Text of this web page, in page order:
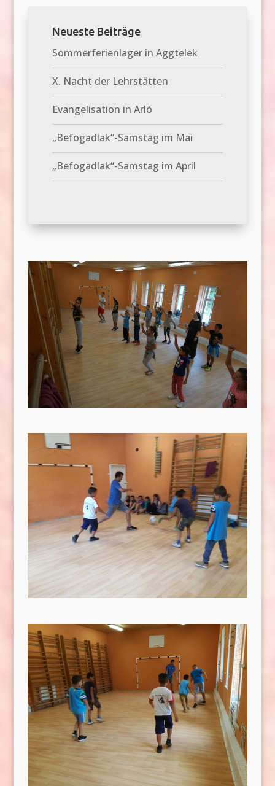
Neueste Beiträge
Sommerferienlager in Aggtelek
X. Nacht der Lehrstätten
Evangelisation in Arló
„Befogadlak“-Samstag im Mai
„Befogadlak“-Samstag im April